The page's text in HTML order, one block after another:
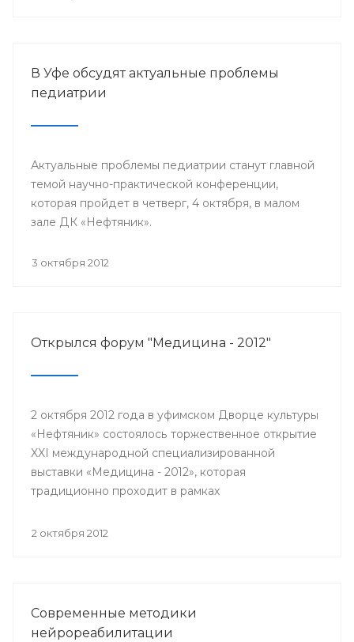
В Уфе обсудят актуальные проблемы
педиатрии
Актуальные проблемы педиатрии станут главной
темой научно-практической конференции,
которая пройдет в четверг, 4 октября, в малом
зале ДК «Нефтяник».
3 октября 2012
Открылся форум "Медицина - 2012"
2 октября 2012 года в уфимском Дворце культуры
«Нефтяник» состоялось торжественное открытие
XXI международной специализированной
выставки «Медицина - 2012», которая
традиционно проходит в рамках
Соорганизаторами масштабного мероприятия
2 октября 2012
Современные методики
нейрореабилитации